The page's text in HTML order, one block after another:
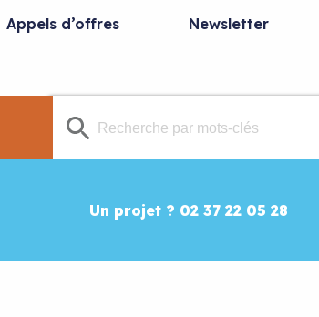
Appels d’offres Newsletter
Un projet ? 02 37 22 05 28